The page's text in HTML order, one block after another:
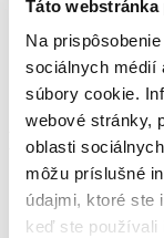
Táto
Na
sociálnych médií
súbory cookie.
webové stránky,
oblasti
môžu príslušné
údajmi, ktoré ste
keď ste používali
Doplnky
Výpredaj
Predajne
O nás
Kontakt
Detail
Domov
Produkty
Dámska móda